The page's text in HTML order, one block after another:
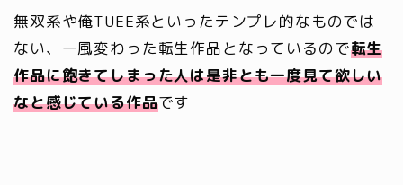
無双系や俺TUEE系といったテンプレ的なものでは
ない、一風変わった転生作品となっているので転生
作品に飽きてしまった人は是非とも一度見て欲しい
なと感じている作品です